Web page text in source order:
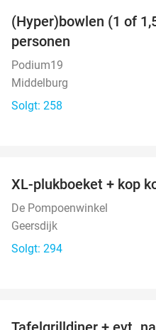
(Hyper)bowlen (1 of
personen
Podium19
Middelburg
Solgt: 258
XL-plukboeket + kop
De Pompoenwinkel
Geersdijk
Solgt: 294